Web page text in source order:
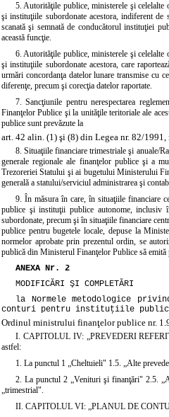
5. Autorităţile publice, ministerele şi
şi instituţiile subordonate acestora, indiferent
scanată şi semnată de conducătorul instituţiei
această funcţie.
6. Autorităţile publice, ministerele şi
şi instituţiile subordonate acestora, care
urmări concordanţa datelor lunare transmise cu
diferenţe, precum şi corecţia datelor raportate.
7. Sancţiunile pentru nerespectarea
Finanţelor Publice şi la unităţile teritoriale ale
publice sunt prevăzute la
art. 42 alin. (1) şi (8) din Legea nr. 82/
8. Situaţiile financiare trimestriale şi anuale/
generale regionale ale finanţelor publice şi a
Trezoreriei Statului şi ai bugetului Ministerului
generală a statului/serviciul administrarea şi
9. În măsura în care, în situaţiile financiare
publice şi instituţii publice autonome, inclusiv
subordonate, precum şi în situaţiile financiare
publice pentru bugetele locale, depuse la
normelor aprobate prin prezentul ordin, se
publică din Ministerul Finanţelor Publice să
ANEXA Nr. 2
MODIFICĂRI ŞI COMPLETĂRI
la Normele metodologice
conturi pentru instituţiile
Ordinul ministrului finanţelor publice nr.
I. CAPITOLUL IV: „PREVEDERI
astfel:
1. La punctul 1 „Cheltuieli" 1.5. „Alte
2. La punctul 2 „Venituri şi finanţări" 2.5.
„trimestrial".
II. CAPITOLUL VI: „PLANUL DE